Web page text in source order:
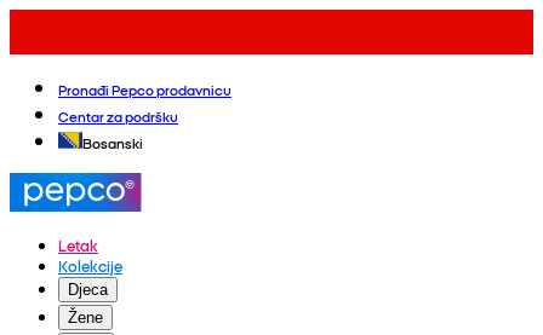
Pronađi Pepco prodavnicu
Centar za podršku
Bosanski
Letak
Kolekcije
Djeca
Žene